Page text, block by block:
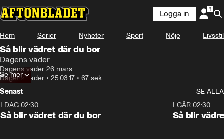
Logga in
Hem Serier Nyheter Sport Nöje Livsstil
Så blir vädret där du bor
Dagens väder
Dagens väder 26 mars
Dagens väder • 25.03.17 • 67 sek
Se mer
Senast
SE ALLA
I DAG 02:30
Så blir vädret där du bor
I GÅR 02:30
Så blir